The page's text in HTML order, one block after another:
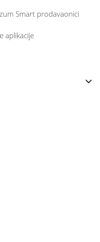
Smart prodavaonici
aplikacije